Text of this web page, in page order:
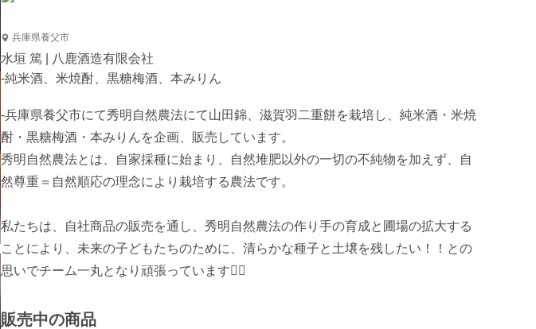
兵庫県養父市
水垣 篤 | 八鹿酒造有限会社
-純米酒、米焼酎、黒糖梅酒、本みりん
-兵庫県養父市にて秀明自然農法にて山田錦、滋賀羽二重餅を栽培し、純米酒・米焼
酎・黒糖梅酒・本みりんを企画、販売しています。
秀明自然農法とは、自家採種に始まり、自然堆肥以外の一切の不純物を加えず、自
然尊重＝自然順応の理念により栽培する農法です。
私たちは、自社商品の販売を通し、秀明自然農法の作り手の育成と圃場の拡大する
ことにより、未来の子どもたちのために、清らかな種子と土壌を残したい！！との
思いでチーム一丸となり頑張っています🙆‍♀️
販売中の商品